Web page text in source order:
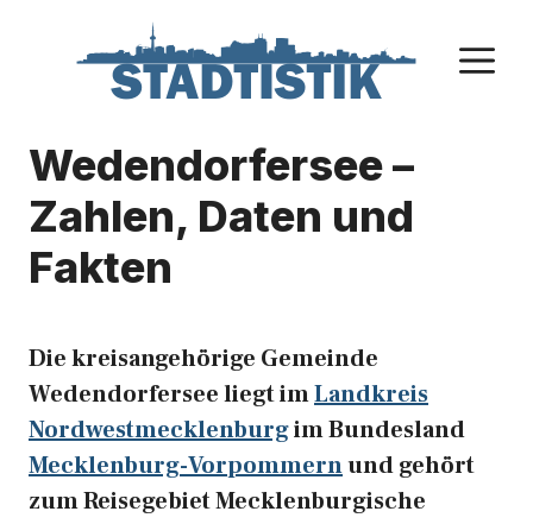
Wedendorfersee –
Zahlen, Daten und
Fakten
Die kreisangehörige Gemeinde
Wedendorfersee liegt imLandkreis
Nordwestmecklenburgim Bundesland
Mecklenburg-Vorpommernund gehört
zum Reisegebiet Mecklenburgische